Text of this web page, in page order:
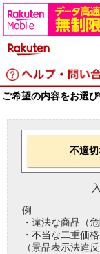
ご希望の内容をお選
不適
例
・違法な商品（
・不当な二重価
（景品表示法違反